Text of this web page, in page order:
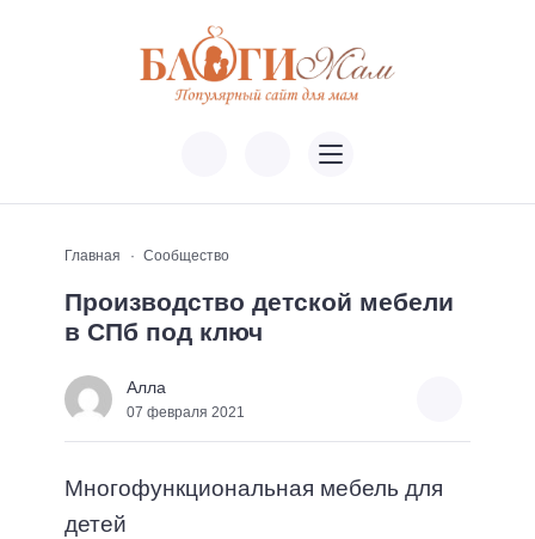
Главная Сообщество
Производство детской мебели
в СПб под ключ
Алла
07 февраля 2021
Многофункциональная мебель для
детей